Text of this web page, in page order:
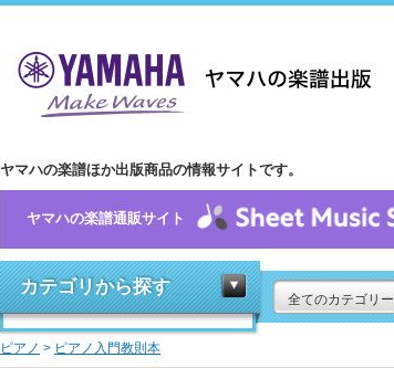
ヤマハの楽譜ほか出版商品の情報サイトです。
ヤマハの楽譜通販サイト
カテゴリから探す
全てのカテゴリー
ピアノ > ピアノ入門教則本